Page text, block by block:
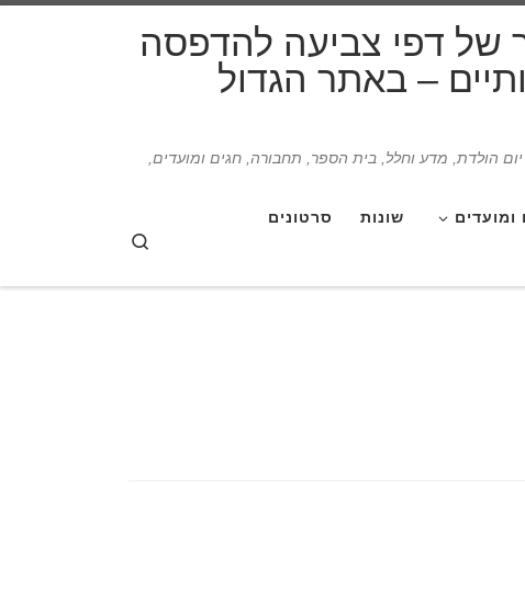
של דפי צביעה להדפסה
– באתר הגדול
הולדת, מדע וחלל, בית הספר, תחבורה, חגים ומועדים,
ומועדים שונות סרטונים